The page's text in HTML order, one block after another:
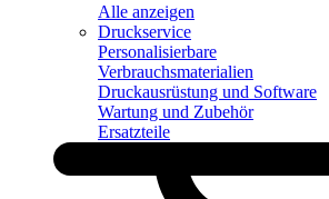
Alle anzeigen
Druckservice
Personalisierbare
Verbrauchsmaterialien
Druckausrüstung und Software
Wartung und Zubehör
Ersatzteile